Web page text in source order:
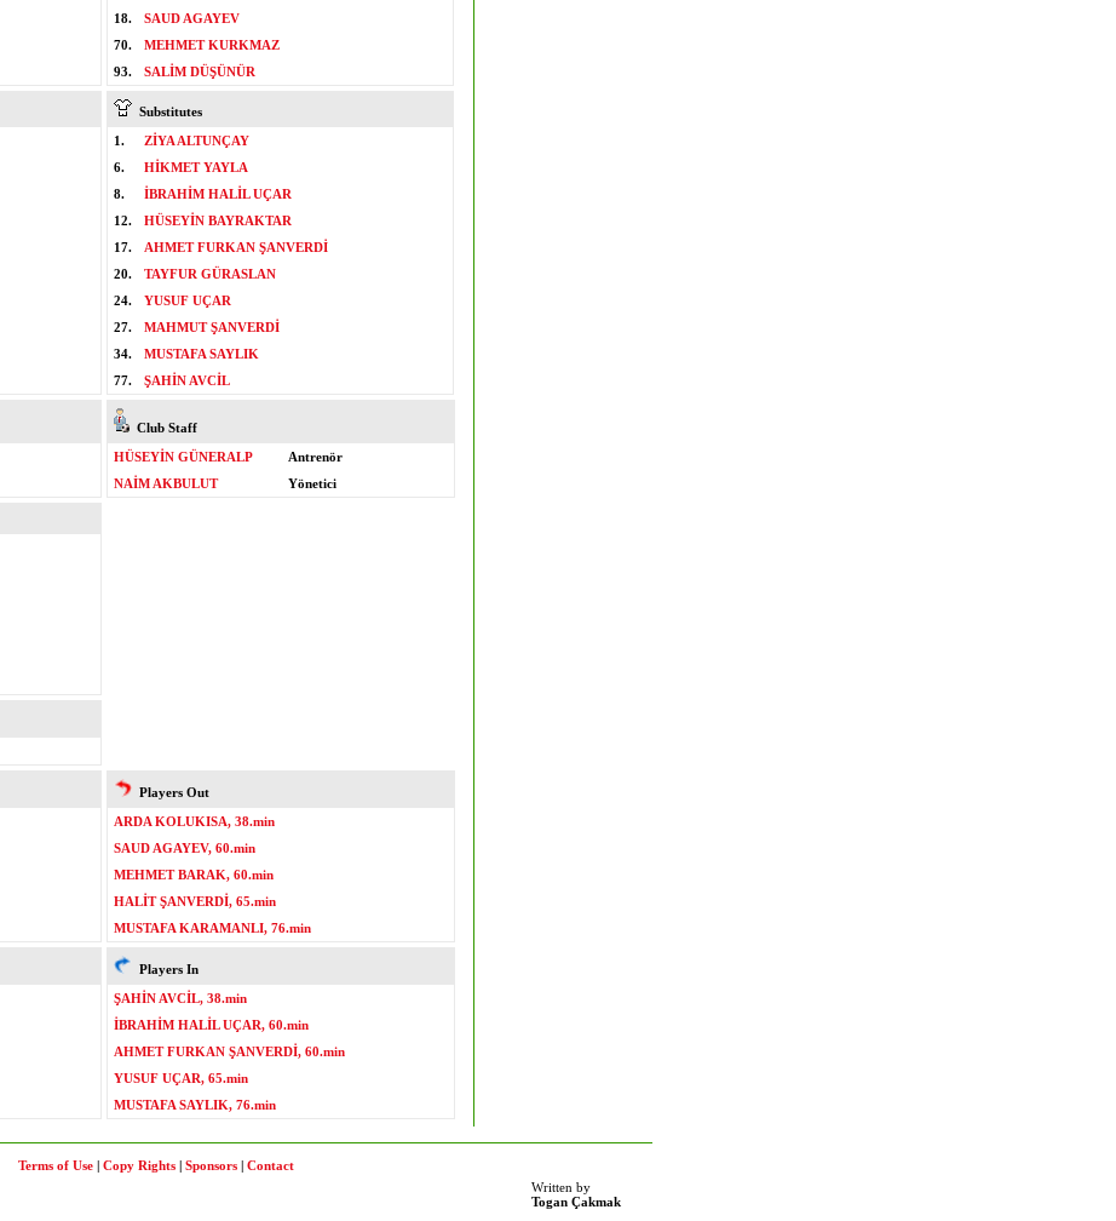
18.
SAUD AGAYEV
70.
MEHMET KURKMAZ
93.
SALİM DÜŞÜNÜR
Substitutes
1.
ZİYA ALTUNÇAY
6.
HİKMET YAYLA
8.
İBRAHİM HALİL UÇAR
12.
HÜSEYİN BAYRAKTAR
17.
AHMET FURKAN ŞANVERDİ
20.
TAYFUR GÜRASLAN
24.
YUSUF UÇAR
27.
MAHMUT ŞANVERDİ
34.
MUSTAFA SAYLIK
77.
ŞAHİN AVCİL
Club Staff
HÜSEYİN GÜNERALP
Antrenör
NAİM AKBULUT
Yönetici
Players Out
ARDA KOLUKISA, 38.min
SAUD AGAYEV, 60.min
MEHMET BARAK, 60.min
HALİT ŞANVERDİ, 65.min
MUSTAFA KARAMANLI, 76.min
Players In
ŞAHİN AVCİL, 38.min
İBRAHİM HALİL UÇAR, 60.min
AHMET FURKAN ŞANVERDİ, 60.min
YUSUF UÇAR, 65.min
MUSTAFA SAYLIK, 76.min
Terms of Use | Copy Rights | Sponsors | Contact
Written by
Togan Çakmak